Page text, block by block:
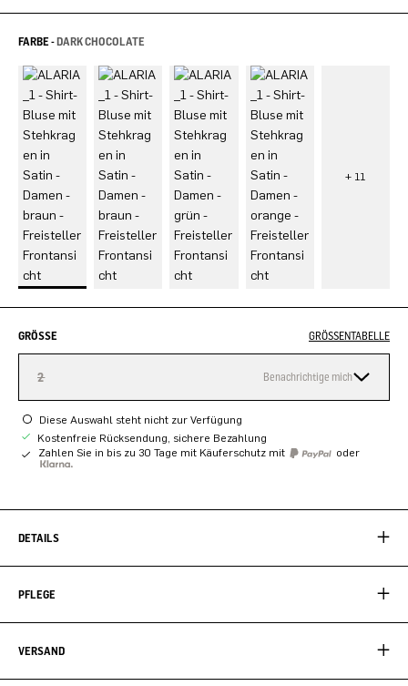
FARBE -DARK CHOCOLATE
GRÖSSE GRÖSSENTABELLE
2 Benachrichtige mich
Diese Auswahl steht nicht zur Verfügung
Kostenfreie Rücksendung, sichere Bezahlung
Zahlen Sie in bis zu 30 Tage mit Käuferschutz mit
oder
DETAILS
PFLEGE
VERSAND